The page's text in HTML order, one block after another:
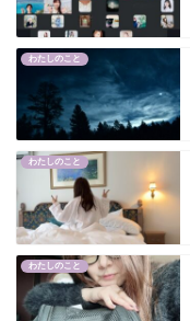
わたしのこと
わたしのこと
わたしのこと